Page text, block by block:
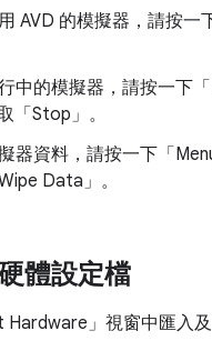
AVD 的模擬器，請按一
中的模擬器，請按一下「
「Stop」 。
器資料，請按一下「Menu
Data」 。
體設定檔
」 視窗中匯入